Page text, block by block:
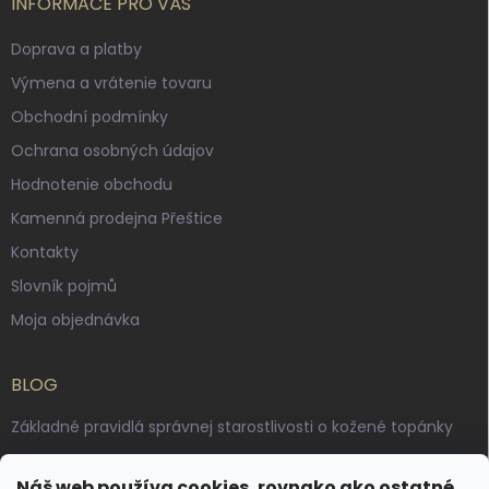
Doprava a platby
Výmena a vrátenie tovaru
Obchodní podmínky
Ochrana osobných údajov
Hodnotenie obchodu
Kamenná prodejna Přeštice
Kontakty
Slovník pojmů
Moja objednávka
BLOG
Základné pravidlá správnej starostlivosti o kožené topánky